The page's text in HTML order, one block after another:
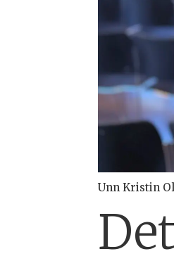
Unn Kristin